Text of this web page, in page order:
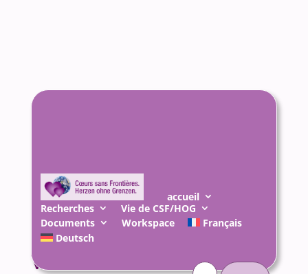
accueil
Recherches
Vie de CSF/HOG
Documents
Workspace
Français
Deutsch
Rechercher :
Volker Röder